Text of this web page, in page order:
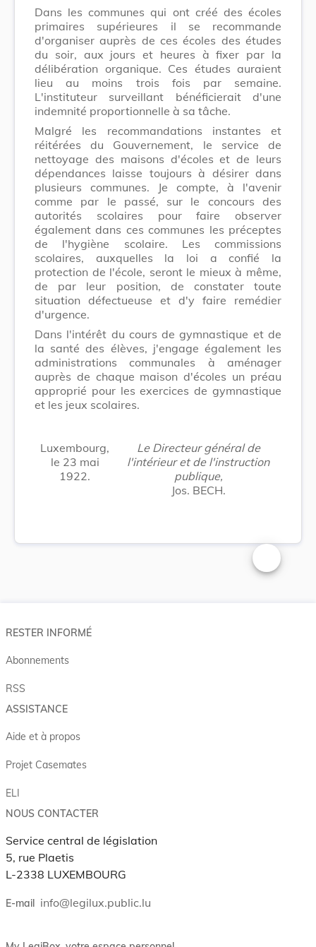
Dans les communes qui ont créé des écoles
primaires supérieures il se recommande
d'organiser auprès de ces écoles des études
du soir, aux jours et heures à fixer par la
délibération organique. Ces études auraient
lieu au moins trois fois par semaine.
L'instituteur surveillant bénéficierait d'une
indemnité proportionnelle à sa tâche.
Malgré les recommandations instantes et
réitérées du Gouvernement, le service de
nettoyage des maisons d'écoles et de leurs
dépendances laisse toujours à désirer dans
plusieurs communes. Je compte, à l'avenir
comme par le passé, sur le concours des
autorités scolaires pour faire observer
également dans ces communes les préceptes
de l'hygiène scolaire. Les commissions
scolaires, auxquelles la loi a confié la
protection de l'école, seront le mieux à même,
de par leur position, de constater toute
situation défectueuse et d'y faire remédier
d'urgence.
Dans l'intérêt du cours de gymnastique et de
la santé des élèves, j'engage également les
administrations communales à aménager
auprès de chaque maison d'écoles un préau
approprié pour les exercices de gymnastique
et les jeux scolaires.
Luxembourg,
le 23 mai
1922.
Le Directeur général de
l'intérieur et de l'instruction
publique,
Jos. BECH.
Changer la
RESTER INFORMÉ
Abonnements
RSS
ASSISTANCE
Aide et à propos
Projet Casemates
ELI
NOUS CONTACTER
Service central de législation
5, rue Plaetis
L-2338 LUXEMBOURG
E-mail info@legilux.public.lu